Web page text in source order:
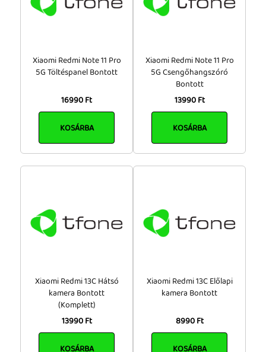
Xiaomi Redmi Note 11 Pro
5G Töltéspanel Bontott
16990 Ft
KOSÁRBA
Xiaomi Redmi Note 11 Pro
5G Csengőhangszóró
Bontott
13990 Ft
KOSÁRBA
Xiaomi Redmi 13C Hátsó
kamera Bontott
(Komplett)
13990 Ft
KOSÁRBA
Xiaomi Redmi 13C Előlapi
kamera Bontott
8990 Ft
KOSÁRBA